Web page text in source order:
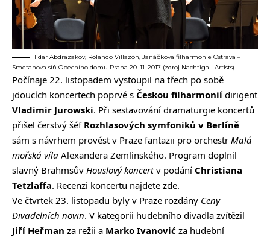
Ildar Abdrazakov, Rolando Villazón, Janáčkova filharmonie Ostrava –
Smetanova síň Obecního domu Praha 20. 11. 2017 (zdroj Nachtigall Artists)
Počínaje 22. listopadem vystoupil na třech po sobě
jdoucích koncertech poprvé s Českou filharmonií dirigent
Vladimir Jurowski. Při sestavování dramaturgie koncertů
přišel čerstvý šéf Rozhlasových symfoniků v Berlíně
sám s návrhem provést v Praze fantazii pro orchestr Malá
mořská víla Alexandera Zemlinského. Program doplnil
slavný Brahmsův Houslový koncertv podání Christiana
Tetzlaffa. Recenzi koncertu najdete zde.
Ve čtvrtek 23. listopadu byly v Praze rozdány Ceny
Divadelních novin. V kategorii hudebního divadla zvítězil
Jiří Heřman za režii a Marko Ivanović za hudební